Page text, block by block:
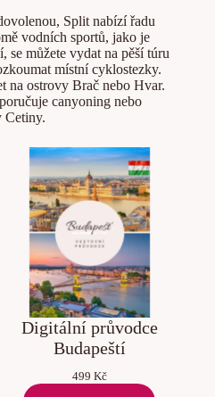
Split nabízí řadu
vodních sportů, jako je
se můžete vydat na pěší túru
místní cyklostezky.
na ostrovy Brač nebo Hvar.
canyoning nebo
Cetiny.
Digitální průvodce
Budapeští
499 Kč